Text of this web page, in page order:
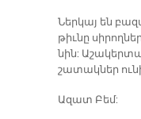
Ներ­կայ են
թիւ­նը
նին:
շա­տակ­ներ
Ա­զատ Բեմ: